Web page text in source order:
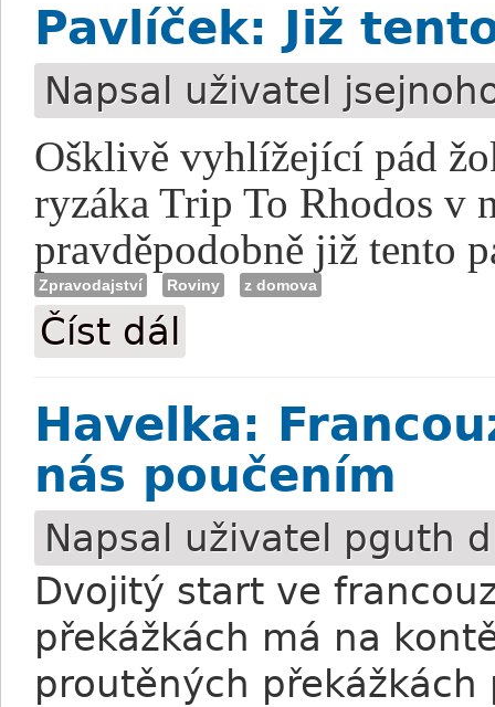
Pavlíček: Již
Napsal uživatel
Ošklivě vyhlížející pád
ryzáka Trip To Rhodos v
pravděpodobně již tento
Zpravodajství Roviny z domova
Číst dál
Havelka:
nás poučením
Napsal uživatel pguth
Dvojitý start ve
překážkách má na
proutěných